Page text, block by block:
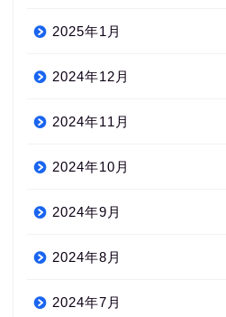
2025年1月
2024年12月
2024年11月
2024年10月
2024年9月
2024年8月
2024年7月